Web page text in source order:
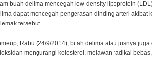
buah delima mencegah low-density lipoprotein
dapat mencegah pengerasan dinding arteri akibat
tersebut.
Rabu (24/9/2014), buah delima atau jusnya juga
mengurangi kolesterol, melawan radikal